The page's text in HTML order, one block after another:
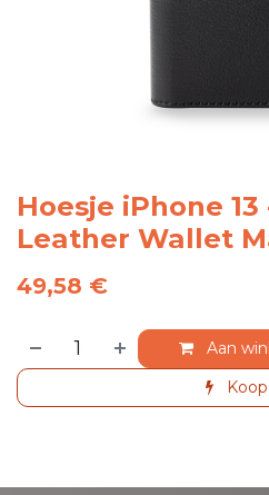
Hoesje iPhone
Leather Wallet
49,58 €
Aan